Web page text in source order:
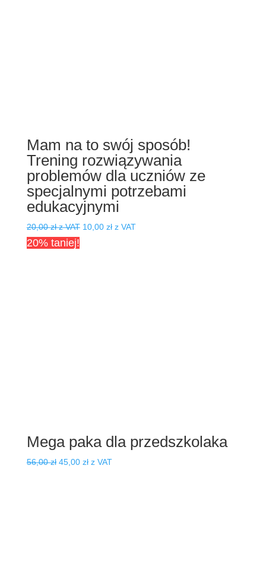
Mam na to swój sposób!
Trening rozwiązywania
problemów dla uczniów ze
specjalnymi potrzebami
edukacyjnymi
Pierwotna
cena
20,00złAktualna
cena
z VAT 10,00 zł z VAT
20% taniej!
Mega paka dla przedszkolaka
56,00zł Pierwotna
45,00 złAktualna
z VAT